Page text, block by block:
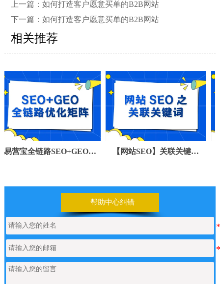
上一篇： 如何打造客户愿意买单的B2B网站
下一篇： 如何打造客户愿意买单的B2B网站
相关推荐
宝全链路SEO+GEO优
【网站SEO】关联关键词
帮助中心纠错